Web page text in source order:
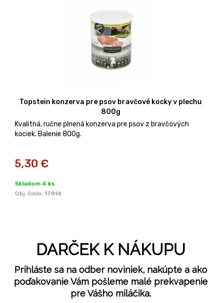
Topstein konzerva pre psov bravčové kocky v plechu
800g
Kvalitná, ručne plnená konzerva pre psov z bravčových
kociek. Balenie 800g.
5,30 €
Skladom 4 ks
Obj. čislo: 17814
DARČEK K NÁKUPU
Prihláste sa na odber noviniek, nakúpte a ako
poďakovanie Vám pošleme malé prekvapenie
pre Vášho miláčika.